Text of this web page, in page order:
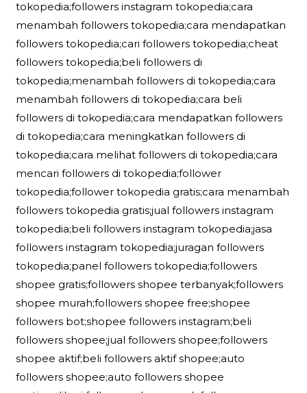
tokopedia;followers instagram tokopedia;cara
menambah followers tokopedia;cara mendapatkan
followers tokopedia;cari followers tokopedia;cheat
followers tokopedia;beli followers di
tokopedia;menambah followers di tokopedia;cara
menambah followers di tokopedia;cara beli
followers di tokopedia;cara mendapatkan followers
di tokopedia;cara meningkatkan followers di
tokopedia;cara melihat followers di tokopedia;cara
mencari followers di tokopedia;follower
tokopedia;follower tokopedia gratis;cara menambah
followers tokopedia gratis;jual followers instagram
tokopedia;beli followers instagram tokopedia;jasa
followers instagram tokopedia;juragan followers
tokopedia;panel followers tokopedia;followers
shopee gratis;followers shopee terbanyak;followers
shopee murah;followers shopee free;shopee
followers bot;shopee followers instagram;beli
followers shopee;jual followers shopee;followers
shopee aktif;beli followers aktif shopee;auto
followers shopee;auto followers shopee